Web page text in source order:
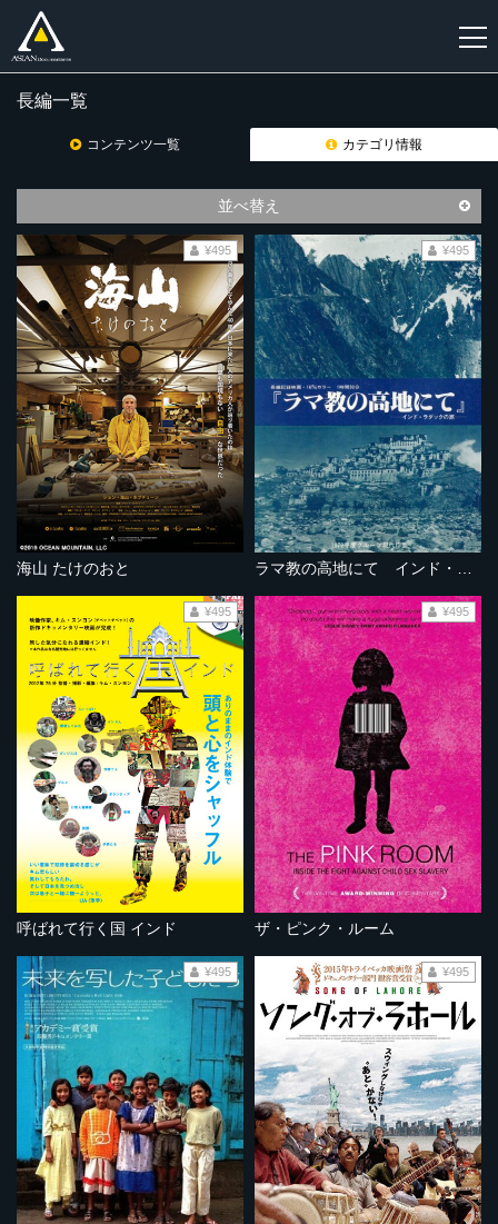
登
長編一覧
コンテンツ一覧 カテゴリ情報
並べ替え
海山 たけのおと
¥495 ¥495
呼ばれて行く国 インド
¥495
ザ・ピンク・ルーム
¥495
¥495 ¥495